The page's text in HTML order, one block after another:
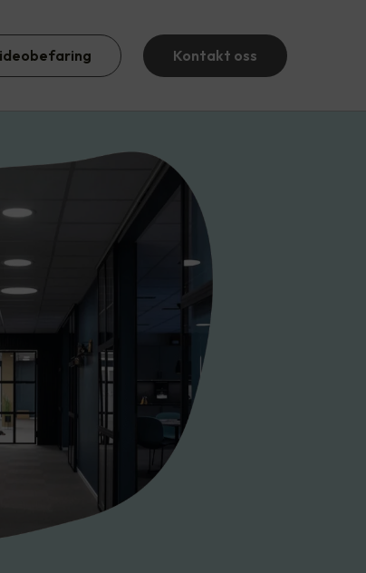
Kontakt oss